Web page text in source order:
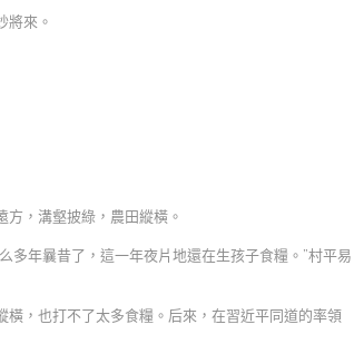
將來。
，溝壑披綠，農田縱橫。
年曩昔了，這一年夜片地還在生孩子食糧。”村平易
，也打不了太多食糧。后來，在習近平同道的率領